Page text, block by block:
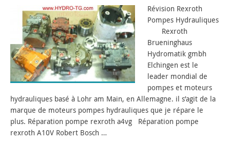
Révision Rexroth
Pompes Hydrauliques
Rexroth
Brueninghaus
Hydromatik gmbh
Elchingen est le
leader mondial de
pompes et moteurs
hydrauliques basé à Lohr am Main, en Allemagne. il s’agit de la
marque de moteurs pompes hydrauliques que je répare le
plus. Réparation pompe rexroth a4vg Réparation pompe
rexroth A10V Robert Bosch …